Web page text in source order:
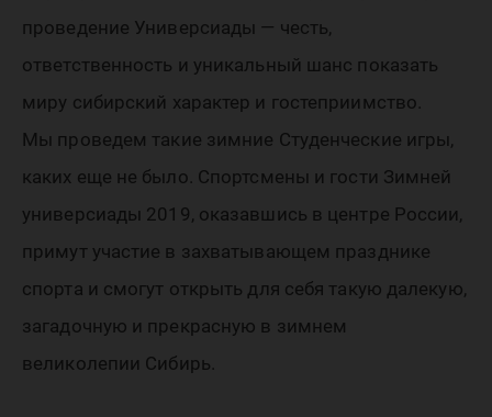
зимнего
проведение Универсиады — честь,
ответственность и уникальный шанс показать
миру сибирский характер и гостеприимство.
Мы проведем такие зимние Студенческие игры,
каких еще не было. Спортсмены и гости Зимней
универсиады 2019, оказавшись в центре России,
примут участие в захватывающем празднике
спорта и смогут открыть для себя такую далекую,
загадочную и прекрасную в зимнем
великолепии Сибирь.